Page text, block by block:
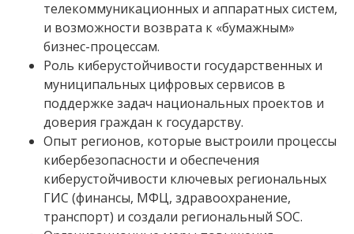
телекоммуникационных и аппаратных систем,
и возможности возврата к «бумажным»
бизнес-процессам.
Роль киберустойчивости государственных и
муниципальных цифровых сервисов в
поддержке задач национальных проектов и
доверия граждан к государству.
Опыт регионов, которые выстроили процессы
кибербезопасности и обеспечения
киберустойчивости ключевых региональных
ГИС (финансы, МФЦ, здравоохранение,
транспорт) и создали региональный SOC.